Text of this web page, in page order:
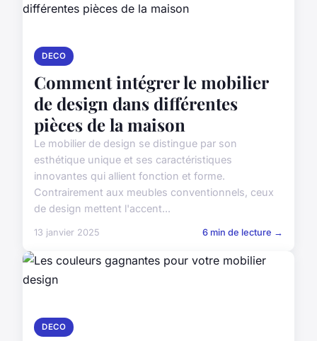
DECO
Comment intégrer le mobilier
de design dans différentes
pièces de la maison
Le mobilier de design se distingue par son
esthétique unique et ses caractéristiques
innovantes qui allient fonction et forme.
Contrairement aux meubles conventionnels, ceux
de design mettent l'accent...
13 janvier 2025 6 min de lecture →
DECO